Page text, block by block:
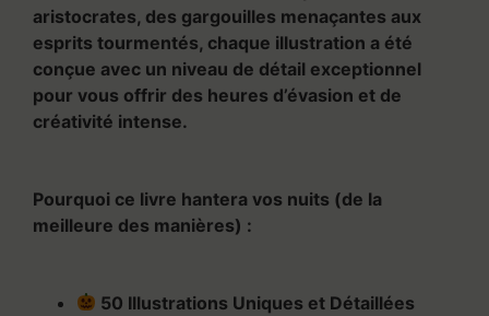
aristocrates, des gargouilles menaçantes aux
esprits tourmentés, chaque illustration a été
conçue avec un niveau de détail exceptionnel
pour vous offrir des heures d’évasion et de
créativité intense.
Pourquoi ce livre hantera vos nuits (de la
meilleure des manières) :
50 Illustrations Uniques et Détaillées